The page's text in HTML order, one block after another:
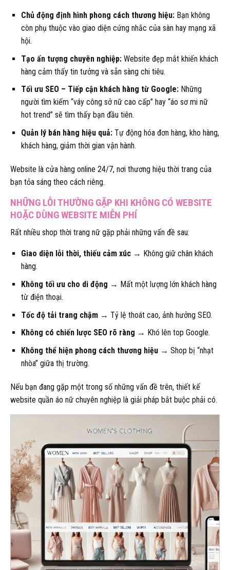
Chủ động định hình phong cách thương hiệu:Bạn không
còn phụ thuộc vào giao diện cứng nhắc của sàn hay mạng xã
hội.
Tạo ấn tượng chuyên nghiệp:Website đẹp mắt khiến khách
hàng cảm thấy tin tưởng và sẵn sàng chi tiêu.
Tối ưu SEO – Tiếp cận khách hàng từ Google:Những
người tìm kiếm “váy công sở nữ cao cấp” hay “áo sơ mi nữ
hot trend” sẽ tìm thấy bạn đầu tiên.
Quản lý bán hàng hiệu quả:Tự động hóa đơn hàng, kho hàng,
khách hàng, giảm thời gian vận hành.
Website là cửa hàng online 24/7, nơi thương hiệu thời trang của
bạn tỏa sáng theo cách riêng.
NHỮNG LỖI THƯỜNG GẶP KHI KHÔNG CÓ WEBSITE
HOẶC DÙNG WEBSITE MIỄN PHÍ
Rất nhiều shop thời trang nữ gặp phải những vấn đề sau:
Giao diện lỗi thời, thiếu cảm xúc→ Không giữ chân khách
hàng.
Không tối ưu cho di động → Mất một lượng lớn khách hàng
từ điện thoại.
Tốc độ tải trang chậm→ Tỷ lệ thoát cao, ảnh hưởng SEO.
Không có chiến lược SEO rõ ràng → Khó lên top Google.
Không thể hiện phong cách thương hiệu→ Shop bị “nhạt
nhòa” giữa thị trường.
Nếu bạn đang gặp một trong số những vấn đề trên, thiết kế
website quần áo nữ chuyên nghiệp là giải pháp bắt buộc phải có.